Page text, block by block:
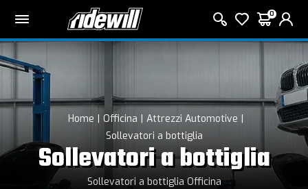
0
Home Officina
Attrezzi Automotive
Sollevatori a bottiglia
Sollevatori a bottiglia
Sollevatori a bottiglia Officina